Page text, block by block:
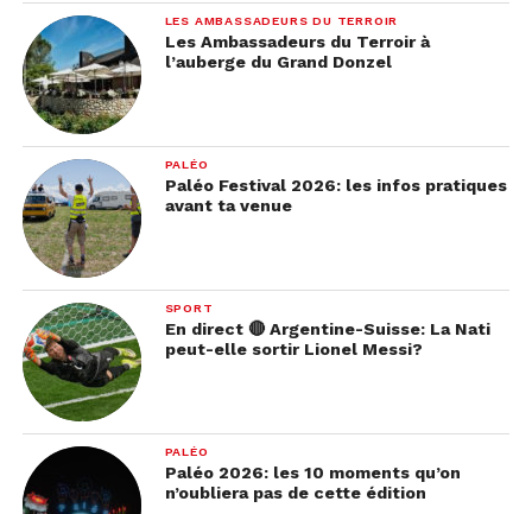
LES AMBASSADEURS DU TERROIR
Les Ambassadeurs du Terroir à
l’auberge du Grand Donzel
PALÉO
Paléo Festival 2026: les infos pratiques
avant ta venue
SPORT
En direct 🔴 Argentine-Suisse: La Nati
peut-elle sortir Lionel Messi?
PALÉO
Paléo 2026: les 10 moments qu’on
n’oubliera pas de cette édition